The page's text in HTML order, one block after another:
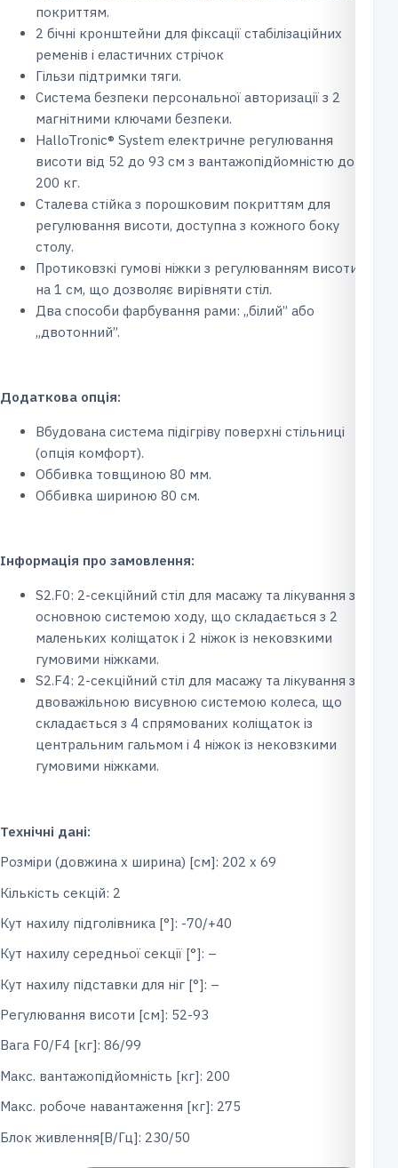
покриттям.
2 бічні кронштейни для фіксації стабілізаційних
ременів і еластичних стрічок
Гільзи підтримки тяги.
Система безпеки персональної авторизації з 2
магнітними ключами безпеки.
HalloTronic® System електричне регулювання
висоти від 52 до 93 см з вантажопідйомністю до
200 кг.
Сталева стійка з порошковим покриттям для
регулювання висоти, доступна з кожного боку
столу.
Протиковзкі гумові ніжки з регулюванням висоти
на 1 см, що дозволяє вирівняти стіл.
Два способи фарбування рами: ,,білий” або
,,двотонний”.
Додаткова опція:
Вбудована система підігріву поверхні стільниці
(опція комфорт).
Оббивка товщиною 80 мм.
Оббивка шириною 80 см.
Інформація про замовлення:
S2.F0: 2-секційний стіл для масажу та лікування з
основною системою ходу, що складається з 2
маленьких коліщаток і 2 ніжок із нековзкими
гумовими ніжками.
S2.F4: 2-секційний стіл для масажу та лікування з
двоважільною висувною системою колеса, що
складається з 4 спрямованих коліщаток із
центральним гальмом і 4 ніжок із нековзкими
гумовими ніжками.
Технічні дані:
Розміри (довжина x ширина) [см]: 202 х 69
Кількість секцій: 2
Кут нахилу підголівника [°]: -70/+40
Кут нахилу середньої секції [°]: –
Кут нахилу підставки для ніг [°]: –
Регулювання висоти [см]: 52-93
Вага F0/F4 [кг]: 86/99
Макс. вантажопідйомність [кг]: 200
Макс. робоче навантаження [кг]: 275
Блок живлення[В/Гц]: 230/50